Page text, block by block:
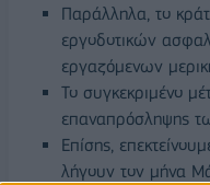
Παράλληλα, το
εργοδοτικών
εργαζόμενων
Το συγκεκριμένο
επαναπρόσληψης
Επίσης,
λήγουν τον μήνα